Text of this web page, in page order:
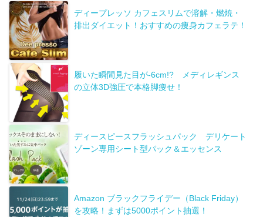
ディープレッソ カフェスリムで溶解・燃焼・
排出ダイエット！おすすめの痩身カフェラテ！
履いた瞬間見た目が-6cm!? メディレギンス
の立体3D強圧で本格脚痩せ！
ディースピースフラッシュパック デリケート
ゾーン専用シート型パック＆エッセンス
Amazon ブラックフライデー（Black Friday）
を攻略！まずは5000ポイント抽選！